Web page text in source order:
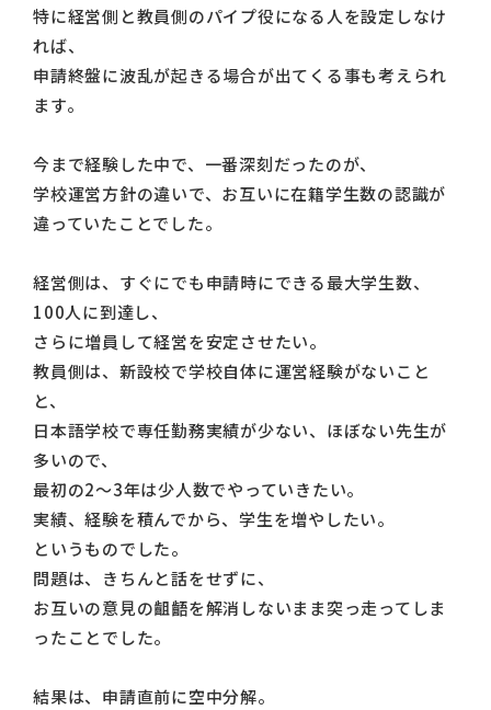
特に経営側と教員側のパイプ役になる人を設定しなけ
れば、
申請終盤に波乱が起きる場合が出てくる事も考えられ
ます。
今まで経験した中で、一番深刻だったのが、
学校運営方針の違いで、お互いに在籍学生数の認識が
違っていたことでした。
経営側は、すぐにでも申請時にできる最大学生数、
100人に到達し、
さらに増員して経営を安定させたい。
教員側は、新設校で学校自体に運営経験がないこと
と、
日本語学校で専任勤務実績が少ない、ほぼない先生が
多いので、
最初の2～3年は少人数でやっていきたい。
実績、経験を積んでから、学生を増やしたい。
というものでした。
問題は、きちんと話をせずに、
お互いの意見の齟齬を解消しないまま突っ走ってしま
ったことでした。
結果は、申請直前に空中分解。